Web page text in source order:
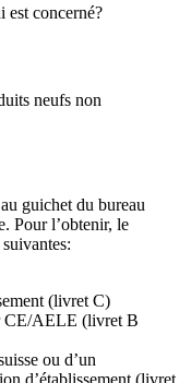
est concerné?
neufs non
guichet du bureau
Pour l’obtenir, le
(livret C)
CE/AELE (livret B
ou d’un